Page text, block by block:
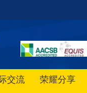
交流 荣耀分享